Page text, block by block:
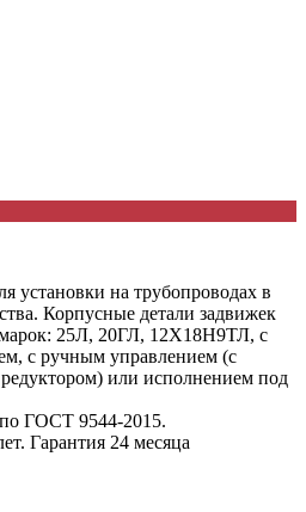
установки на трубопроводах в
Корпусные детали задвижек
марок: 25Л, 20ГЛ, 12Х18Н9ТЛ, с
с ручным управлением (с
или исполнением под
ГОСТ 9544-2015.
Гарантия 24 месяца